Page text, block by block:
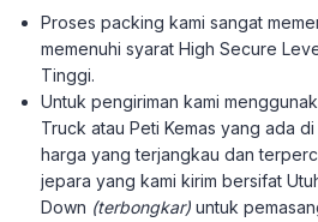
Proses packing kami sangat
memenuhi syarat High Secure
Tinggi.
Untuk pengiriman kami
Truck atau Peti Kemas yang ada
harga yang terjangkau dan
jepara yang kami kirim bersifat
Down (terbongkar) untuk